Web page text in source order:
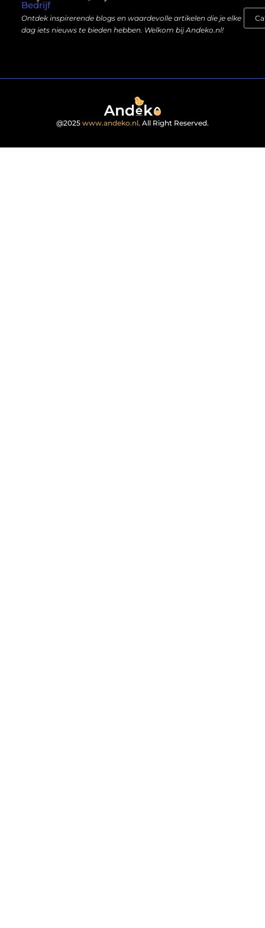
Bedrijf
Ontdek inspirerende blogs en waardevolle artikelen die je elke
dag iets nieuws te bieden hebben. Welkom bij Andeko.nl!
@2025 www.andeko.nl. All Right Reserved.